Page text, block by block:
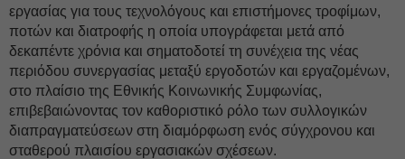
εργασίας για τους τεχνολόγους και επιστήμονες τροφίμων,
ποτών και διατροφής η οποία υπογράφεται μετά από
δεκαπέντε χρόνια και σηματοδοτεί τη συνέχεια της νέας
περιόδου συνεργασίας μεταξύ εργοδοτών και εργαζομένων,
στο πλαίσιο της Εθνικής Κοινωνικής Συμφωνίας,
επιβεβαιώνοντας τον καθοριστικό ρόλο των συλλογικών
διαπραγματεύσεων στη διαμόρφωση ενός σύγχρονου και
σταθερού πλαισίου εργασιακών σχέσεων.